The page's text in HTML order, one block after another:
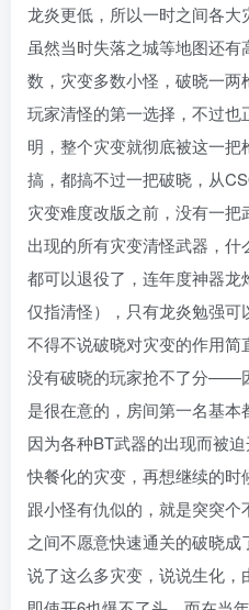
龙炎更低，所以一时之间各大
虽然当时失落之城等地图还
数，灾变多数小怪，破晓一
玩家清怪的第一选择，不过
明，整个灾变就彻底被这一
搞，都搞不过一把破晓，从
灾变难度改版之前，没有一
出现的所有灾变清怪武器，
都可以退役了，连年度神器
仅指清怪），只有龙炎勉强可
不得不说破晓对灾变的作用
没有破晓的玩家抢不了分——
是很在意的，房间第一名基
因为各种BT武器的出现而被
快餐化的灾变，再想继续的
跟小怪有仇似的，就是突突
之间不愿意快速通关的破晓成
说了这么多灾变，说说生化